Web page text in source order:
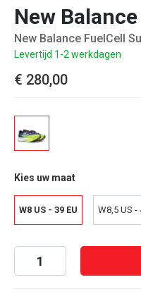
New Balance
New Balance FuelCell
Levertijd 1-2 werkdagen
€ 280,00
Kies uw maat
W8 US - 39 EU W8,5 US -